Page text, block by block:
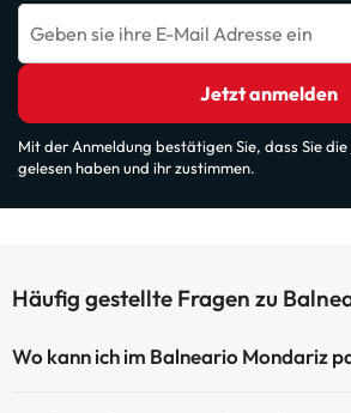
Geben sie ihre E-Mail Adresse ein
Jetzt anmelden
Mit der Anmeldung bestätigen Sie, dass Sie die
gelesen haben und ihr zustimmen.
Häufig gestellte Fragen zu
Wo kann ich im Balneario Mondariz